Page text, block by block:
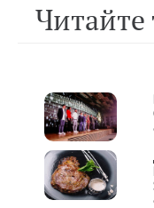
Читайте